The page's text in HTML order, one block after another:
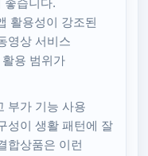
좋습니다.
활용성이 강조된
영상 서비스
용 범위가
부가 기능 사용
성이 생활 패턴에 잘
합상품은 이런